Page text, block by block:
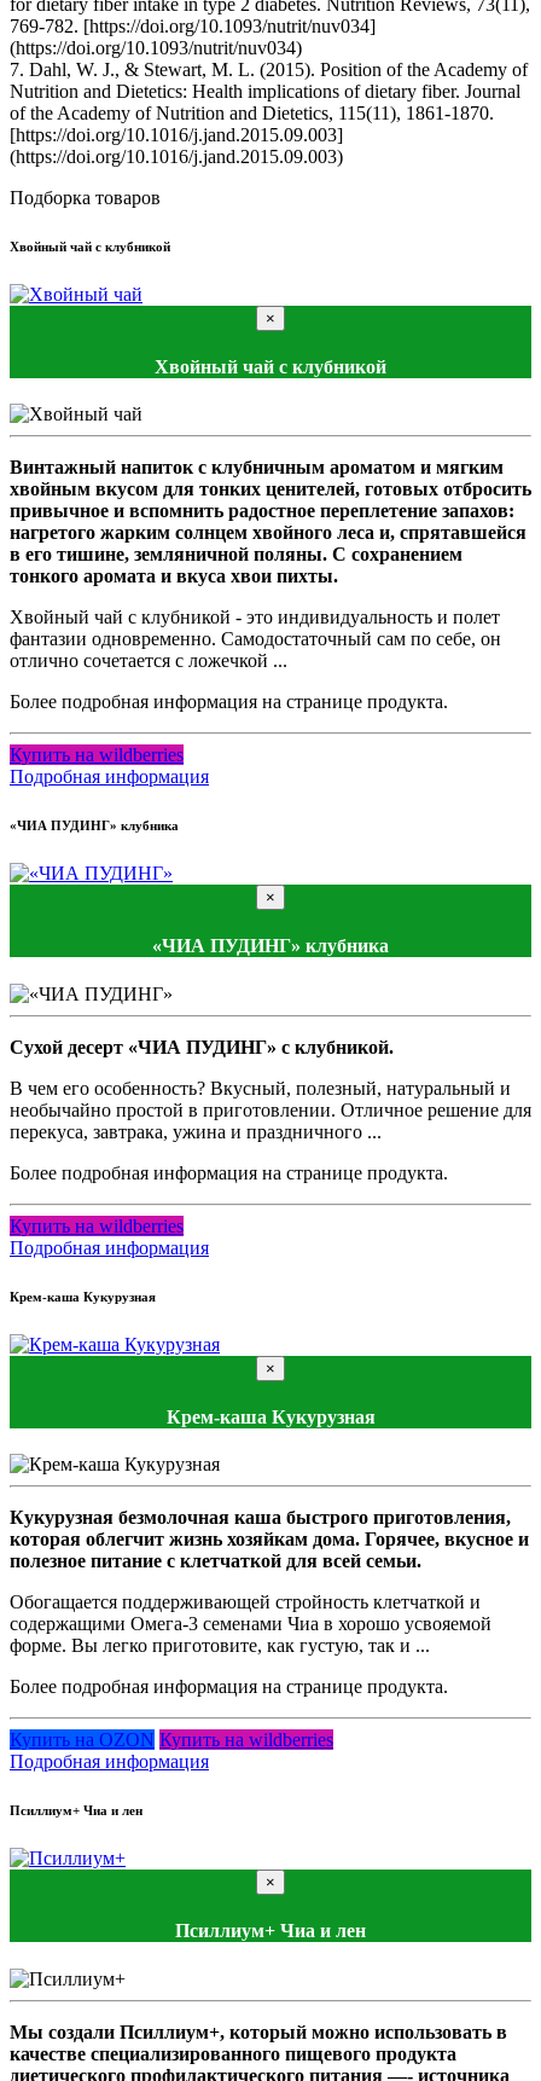
769-782. [https://doi.org/10.1093/nutrit/nuv034]
(https://doi.org/10.1093/nutrit/nuv034)
7. Dahl, W. J., & Stewart, M. L. (2015). Position of the Academy of
Nutrition and Dietetics: Health implications of dietary fiber. Journal
of the Academy of Nutrition and Dietetics, 115(11), 1861-1870.
[https://doi.org/10.1016/j.jand.2015.09.003]
(https://doi.org/10.1016/j.jand.2015.09.003)
Подборка товаров
Хвойный чай с клубникой
×
Хвойный чай с клубникой
Винтажный напиток с клубничным ароматом и мягким
хвойным вкусом для тонких ценителей, готовых отбросить
привычное и вспомнить радостное переплетение запахов:
нагретого жарким солнцем хвойного леса и, спрятавшейся
в его тишине, земляничной поляны. С сохранением
тонкого аромата и вкуса хвои пихты.
Хвойный чай с клубникой - это индивидуальность и полет
фантазии одновременно. Самодостаточный сам по себе, он
отлично сочетается с ложечкой ...
Более подробная информация на странице продукта.
Купить на wildberries
Подробная информация
«ЧИА ПУДИНГ» клубника
×
«ЧИА ПУДИНГ» клубника
Сухой десерт «ЧИА ПУДИНГ» с клубникой.
В чем его особенность? Вкусный, полезный, натуральный и
необычайно простой в приготовлении. Отличное решение для
перекуса, завтрака, ужина и праздничного ...
Более подробная информация на странице продукта.
Купить на wildberries
Подробная информация
Крем-каша Кукурузная
×
Крем-каша Кукурузная
Кукурузная безмолочная каша быстрого приготовления,
которая облегчит жизнь хозяйкам дома. Горячее, вкусное и
полезное питание с клетчаткой для всей семьи.
Обогащается поддерживающей стройность клетчаткой и
содержащими Омега-3 семенами Чиа в хорошо усвояемой
форме. Вы легко приготовите, как густую, так и ...
Более подробная информация на странице продукта.
Купить на OZON Купить на wildberries
Подробная информация
Псиллиум+ Чиа и лен
×
Псиллиум+ Чиа и лен
Мы создали Псиллиум+, который можно использовать в
качестве специализированного пищевого продукта
диетического профилактического питания —- источника